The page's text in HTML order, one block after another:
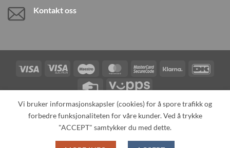
Kontakt oss
Visa
Visa
Maestro MasterCardMasterCardKlarna
Credit
Vipps
TILBAKEKALLINGER KONTAKT OSS
OM OSS
SPESIALBESTILLING
MIN KONTO ALL PRODUCTS
Copyright 2026 ©Neo Tokyo by Neo Tokyo Norway AS -With Love
Vi bruker informasjonskapsler (cookies) for å spore trafikk og
forbedre funksjonaliteten for våre kunder. Ved å trykke
"ACCEPT" samtykker du med dette.